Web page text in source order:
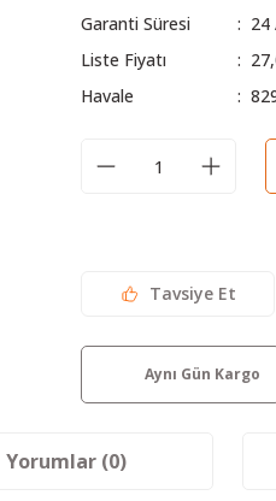
Garanti Süresi
24
Liste Fiyatı
Havale
Tavsiye Et
Aynı Gün Kargo
Yorumlar (0)